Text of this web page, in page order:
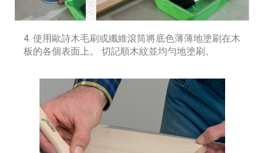
4. 使用歐詩木毛刷或纖維滾筒將底色薄薄地塗刷在木
板的各個表面上。 切記順木紋並均勻地塗刷。